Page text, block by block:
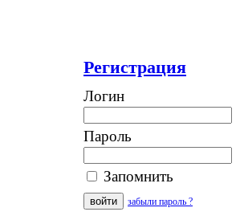
Регистрация
Логин
Пароль
Запомнить
забыли пароль ?